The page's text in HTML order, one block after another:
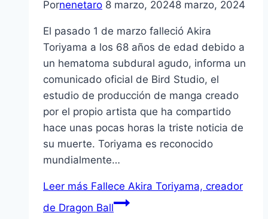
Pornenetaro 8 marzo, 20248 marzo, 2024
El pasado 1 de marzo falleció Akira
Toriyama a los 68 años de edad debido a
un hematoma subdural agudo, informa un
comunicado oficial de Bird Studio, el
estudio de producción de manga creado
por el propio artista que ha compartido
hace unas pocas horas la triste noticia de
su muerte. Toriyama es reconocido
mundialmente…
Leer más Fallece Akira Toriyama, creador
de Dragon Ball